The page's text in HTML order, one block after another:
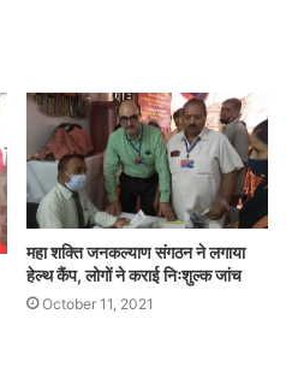
महा शक्ति जनकल्याण संगठन ने लगाया
हेल्थ कैंप, लोगों ने कराई निःशुल्क जांच
October 11, 2021